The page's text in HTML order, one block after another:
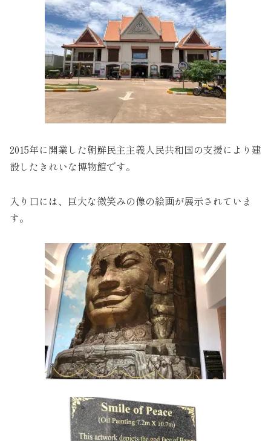
2015年に開業した朝鮮民主主義人民共和国の支援により建
設したきれいな博物館です。
入り口には、巨大な微笑みの像の絵画が展示されていま
す。